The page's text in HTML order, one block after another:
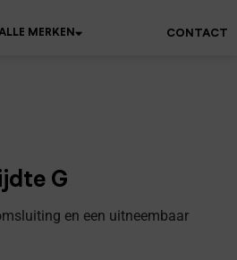
MERKEN CONTACT
G
en een uitneembaar